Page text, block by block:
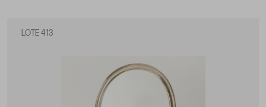
LOTE 413